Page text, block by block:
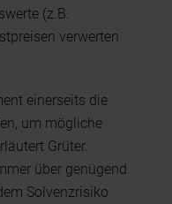
(z.B.
verwerten
einerseits die
um mögliche
Grüter.
über genügend
Solvenzrisiko